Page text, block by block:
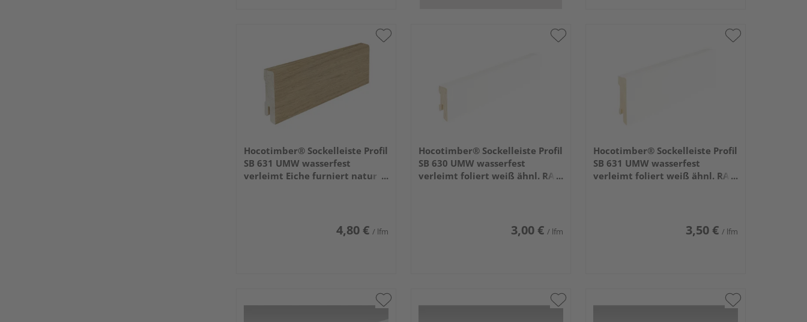
Hocotimber® Sockelleiste Profil
SB 631 UMW wasserfest
verleimt Eiche furniert natur
4,80 € / lfm
Hocotimber® Sockelleiste Profil
SB 630 UMW wasserfest
verleimt foliert weiß ähnl. RAL
3,00 € / lfm
Hocotimber® Sockelleiste Profil
SB 631 UMW wasserfest
verleimt foliert weiß ähnl. RAL
3,50 € / lfm